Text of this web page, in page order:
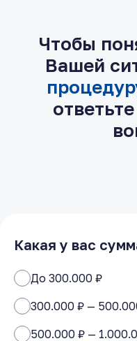
Чтобы
Вашей
Какая у вас
До 300.000 ₽
300.000 ₽ —
500.000 ₽ —